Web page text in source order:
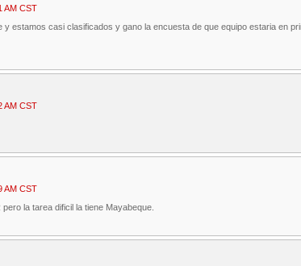
AM CST
y estamos casi clasificados y gano la encuesta de que equipo estaria en
AM CST
AM CST
la tarea dificil la tiene Mayabeque.